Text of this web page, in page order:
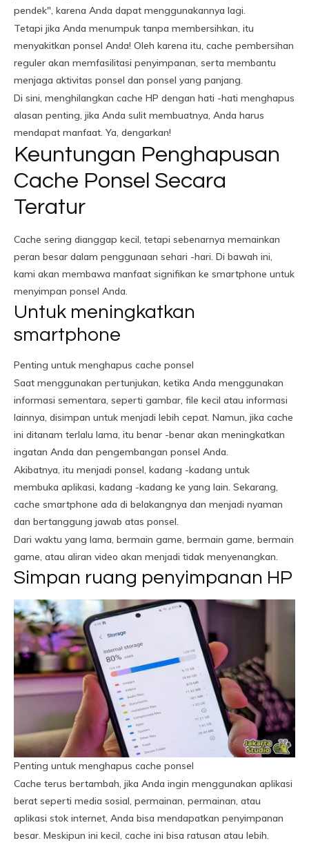
pendek", karena Anda dapat menggunakannya lagi.
Tetapi jika Anda menumpuk tanpa membersihkan, itu
menyakitkan ponsel Anda! Oleh karena itu, cache pembersihan
reguler akan memfasilitasi penyimpanan, serta membantu
menjaga aktivitas ponsel dan ponsel yang panjang.
Di sini, menghilangkan cache HP dengan hati -hati menghapus
alasan penting, jika Anda sulit membuatnya, Anda harus
mendapat manfaat. Ya, dengarkan!
Keuntungan Penghapusan
Cache Ponsel Secara
Teratur
Cache sering dianggap kecil, tetapi sebenarnya memainkan
peran besar dalam penggunaan sehari -hari. Di bawah ini,
kami akan membawa manfaat signifikan ke smartphone untuk
menyimpan ponsel Anda.
Untuk meningkatkan
smartphone
Penting untuk menghapus cache ponsel
Saat menggunakan pertunjukan, ketika Anda menggunakan
informasi sementara, seperti gambar, file kecil atau informasi
lainnya, disimpan untuk menjadi lebih cepat. Namun, jika cache
ini ditanam terlalu lama, itu benar -benar akan meningkatkan
ingatan Anda dan pengembangan ponsel Anda.
Akibatnya, itu menjadi ponsel, kadang -kadang untuk
membuka aplikasi, kadang -kadang ke yang lain. Sekarang,
cache smartphone ada di belakangnya dan menjadi nyaman
dan bertanggung jawab atas ponsel.
Dari waktu yang lama, bermain game, bermain game, bermain
game, atau aliran video akan menjadi tidak menyenangkan.
Simpan ruang penyimpanan HP
Penting untuk menghapus cache ponsel
Cache terus bertambah, jika Anda ingin menggunakan aplikasi
berat seperti media sosial, permainan, permainan, atau
aplikasi stok internet, Anda bisa mendapatkan penyimpanan
besar. Meskipun ini kecil, cache ini bisa ratusan atau lebih.